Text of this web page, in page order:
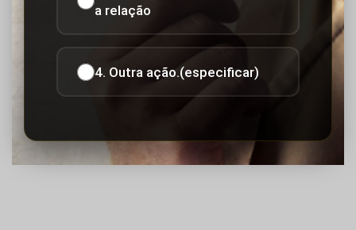
a relação
4. Outra ação.(especificar)